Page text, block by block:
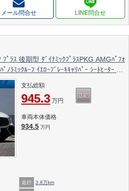
メール問合せ
ﾟﾗｽ 後期型 ﾀﾞｲﾅﾐｯｸﾌﾟﾗｽPKG AMGﾊﾟﾌｫ
ﾉﾗﾐｯｸﾙｰﾌ ｲｴﾛｰﾌﾞﾚｰｷｷｬﾘﾊﾟｰ ｼｰﾄﾋｰﾀｰ ﾍﾞ
煙 下取車
支払総額
945.3 万円
車両本体価格
934.5 万円
走行 3.8万km